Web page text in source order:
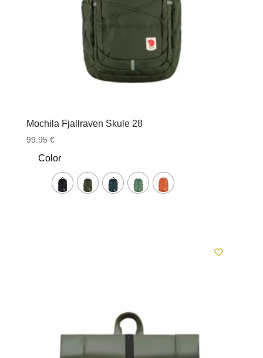
Mochila Fjallraven Skule 28
99.95 €
Color